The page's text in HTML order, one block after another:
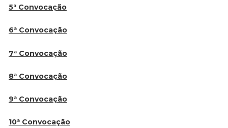
5ª Convocação
6ª Convocação
7ª Convocação
8ª Convocação
9ª Convocação
10ª Convocação